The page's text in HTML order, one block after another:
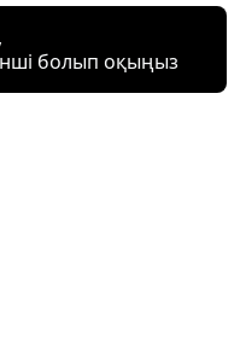
болып оқыңыз